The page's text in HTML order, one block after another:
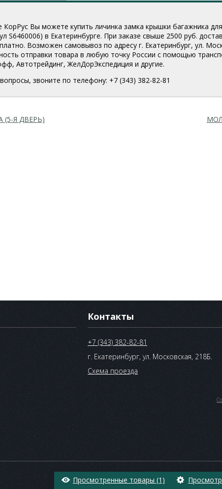
КорРус Вы можете купить личинка замка крышки багажника
S6460006) в Екатеринбурге. При заказе свыше 2500 руб.
Возможен самовывоз по адресу г. Екатеринбург, ул.
отправки товара в любую точку России с помощью
Автотрейдинг, ЖелДорЭкспедиция и другие.
звоните по телефону: +7 (343) 382-82-81
Я ДВЕРЬ)
Контакты
+7 (343) 382-82-81
г. Екатеринбург, ул. Московская, 218Б.
Схема проезда
Просмотренные товары (1)